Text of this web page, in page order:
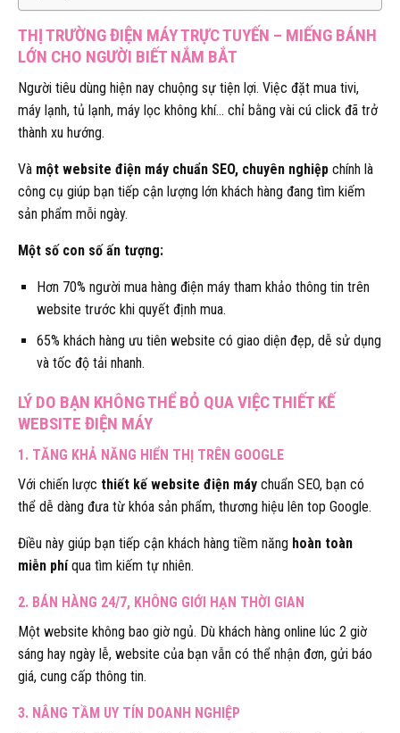
THỊ TRƯỜNG ĐIỆN MÁY TRỰC TUYẾN – MIẾNG BÁNH
LỚN CHO NGƯỜI BIẾT NẮM BẮT
Người tiêu dùng hiện nay chuộng sự tiện lợi. Việc đặt mua tivi,
máy lạnh, tủ lạnh, máy lọc không khí… chỉ bằng vài cú click đã trở
thành xu hướng.
Và một website điện máy chuẩn SEO, chuyên nghiệp chính là
công cụ giúp bạn tiếp cận lượng lớn khách hàng đang tìm kiếm
sản phẩm mỗi ngày.
Một số con số ấn tượng:
Hơn 70% người mua hàng điện máy tham khảo thông tin trên
website trước khi quyết định mua.
65% khách hàng ưu tiên website có giao diện đẹp, dễ sử dụng
và tốc độ tải nhanh.
LÝ DO BẠN KHÔNG THỂ BỎ QUA VIỆC THIẾT KẾ
WEBSITE ĐIỆN MÁY
1. TĂNG KHẢ NĂNG HIỂN THỊ TRÊN GOOGLE
Với chiến lược thiết kế website điện máy chuẩn SEO, bạn có
thể dễ dàng đưa từ khóa sản phẩm, thương hiệu lên top Google.
Điều này giúp bạn tiếp cận khách hàng tiềm năng hoàn toàn
miễn phíqua tìm kiếm tự nhiên.
2. BÁN HÀNG 24/7, KHÔNG GIỚI HẠN THỜI GIAN
Một website không bao giờ ngủ. Dù khách hàng online lúc 2 giờ
sáng hay ngày lễ, website của bạn vẫn có thể nhận đơn, gửi báo
giá, cung cấp thông tin.
3. NÂNG TẦM UY TÍN DOANH NGHIỆP